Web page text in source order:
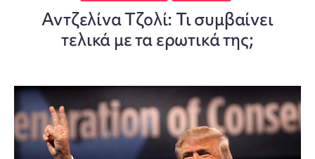
Αντζελίνα Τζολί: Τι συμβαίνει
τελικά με τα ερωτικά της;